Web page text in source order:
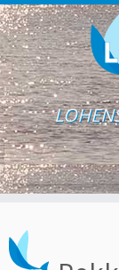
content